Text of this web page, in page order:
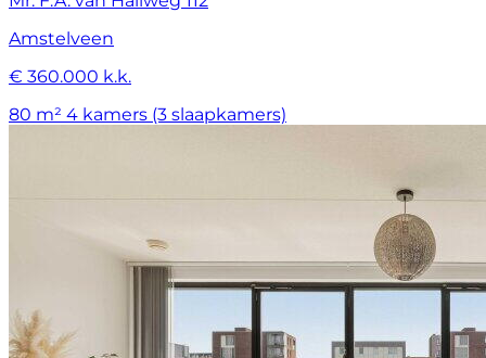
Amstelveen
€ 360.000 k.k.
80 m² 4 kamers (3 slaapkamers)